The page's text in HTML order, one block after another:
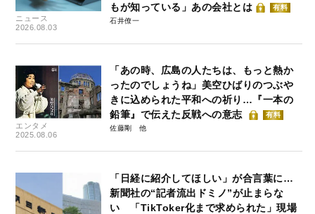
ニュース
2026.08.03
もが知っている」あの会社とは
有料
石井僚一
エンタメ
2025.08.06
「あの時、広島の人たちは、もっと熱か
ったのでしょうね」美空ひばりのつぶや
きに込められた平和への祈り…『一本の
鉛筆』で伝えた反戦への意志
有料
佐藤剛
「日経に紹介してほしい」が合言葉に…
新聞社の“記者流出ドミノ”が止まらな
い 「TikToker化まで求められた」現場